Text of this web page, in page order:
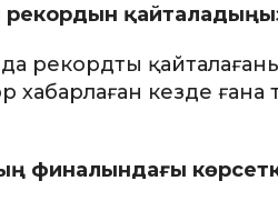
рекордты
кезде ғана